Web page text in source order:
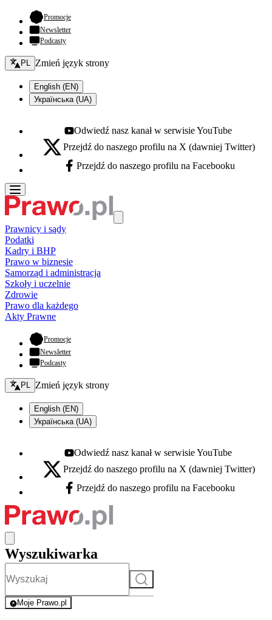
Promocje- otwiera się w nowej karcie
Newsletter
Podcasty
Zmień język - bieżący:
PL Zmień język strony
English (EN)
Українська (UA)
Youtube - otwiera się w nowej karcie
Odwiedź nasz kanał w serwisie YouTube
X - otwiera się w nowej karcie
Przejdź do naszego profilu na X (dawniej Twitter)
Facebook - otwiera się w nowej karcie
Przejdź do naszego profilu na Facebooku
Prawnicy i sądy
Podatki
Kadry i BHP
Prawo w biznesie
Samorząd i administracja
Szkoły i uczelnie
Zdrowie
Prawo dla każdego
Akty Prawne
Promocje- otwiera się w nowej karcie
Newsletter
Podcasty
Zmień język - bieżący:
PL Zmień język strony
English (EN)
Українська (UA)
Youtube - otwiera się w nowej karcie
Odwiedź nasz kanał w serwisie YouTube
X - otwiera się w nowej karcie
Przejdź do naszego profilu na X (dawniej Twitter)
Facebook - otwiera się w nowej karcie
Przejdź do naszego profilu na Facebooku
Wyszukiwarka
Szukaj
Moje Prawo.pl
- rejestracja i logowanie do serwisu